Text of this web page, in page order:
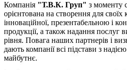
Компанія "Т.В.К. Груп" з моменту
орієнтована на створення для своїх
інноваційної, презентабельною і
продукції, а також надання послуг
рівня. Повага наших партнерів і
дають компанії всі підстави з
майбутнє.